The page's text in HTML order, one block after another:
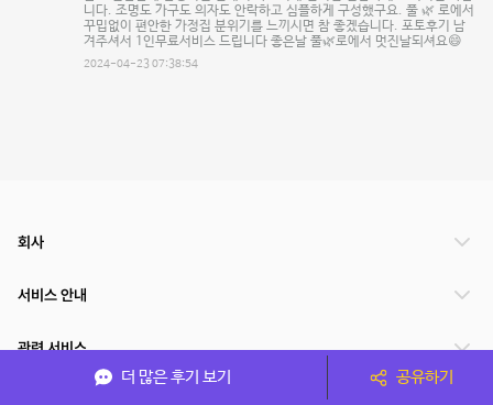
니다. 조명도 가구도 의자도 안락하고 심플하게 구성했구요. 풀 🌿 로에서
꾸밉없이 편안한 가정집 분위기를 느끼시면 참 좋겠습니다. 포토후기 남
겨주셔서 1인무료서비스 드립니다 좋은날 풀🌿로에서 멋진날되셔요😄
2024-04-23 07:38:54
더 많은 후기 보기 공유하기
회사
서비스 안내
관련 서비스